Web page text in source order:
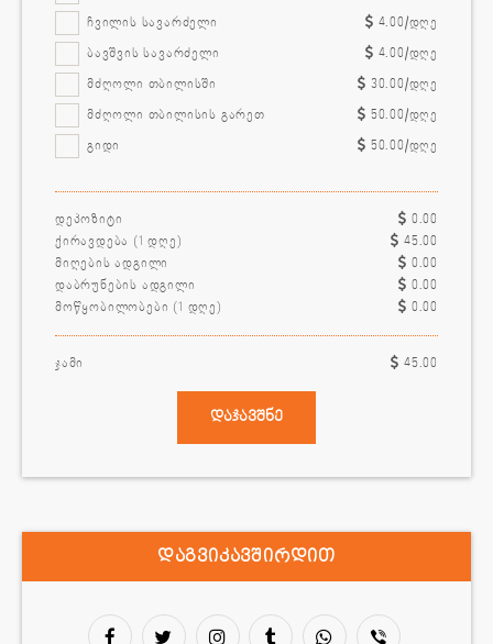
ჩვილის სავარძელი 4.00/დღე
ბავშვის სავარძელი 4.00/დღე
მძღოლი თბილისში 30.00/დღე
მძღოლი თბილისის გარეთ 50.00/დღე
გიდი 50.00/დღე
დეპოზიტი
0.00
ქირავდება (1 დღე)
45.00
მიღების ადგილი
0.00
დაბრუნების ადგილი
0.00
მოწყობილობები (1 დღე) 0.00
ჯამი 45.00
დაჯავშნე
დაგვიკავშირდით